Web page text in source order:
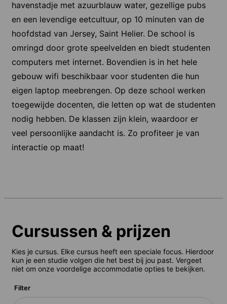
havenstadje met azuurblauw water, gezellige pubs
en een levendige eetcultuur, op 10 minuten van de
hoofdstad van Jersey, Saint Helier. De school is
omringd door grote speelvelden en biedt studenten
computers met internet. Bovendien is in het hele
gebouw wifi beschikbaar voor studenten die hun
eigen laptop meebrengen. Op deze school werken
toegewijde docenten, die letten op wat de studenten
nodig hebben. De klassen zijn klein, waardoor er
veel persoonlijke aandacht is. Zo profiteer je van
interactie op maat!
Cursussen & prijzen
Kies je cursus. Elke cursus heeft een speciale focus. Hierdoor
kun je een studie volgen die het best bij jou past. Vergeet
niet om onze voordelige accommodatie opties te bekijken.
Filter